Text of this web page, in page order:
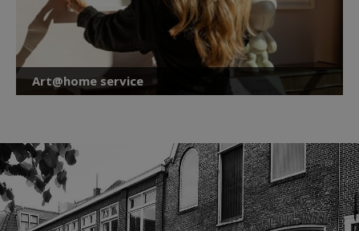
Art@home service